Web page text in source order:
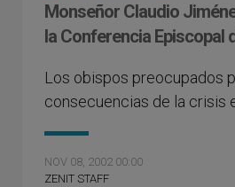
Monseñor Claudio
la Conferencia Episcopal
Los obispos preocupados
consecuencias de la crisis
NOV 08, 2002 00:00
ZENIT STAFF